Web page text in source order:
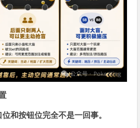
位和按钮位完全不是一回事。